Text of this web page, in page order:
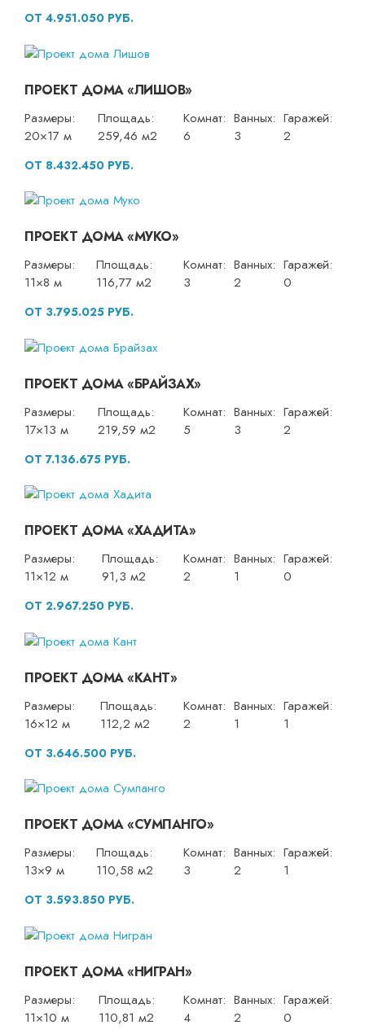
ОТ 4.951.050 РУБ.
ПРОЕКТ ДОМА «ЛИШОВ»
Размеры:
20×17 м
Площадь:
259,46 м2
Комнат:
6
Ванных:
3
Гаражей:
2
ОТ 8.432.450 РУБ.
ПРОЕКТ ДОМА «МУКО»
Размеры:
11×8 м
Площадь:
116,77 м2
Комнат:
3
Ванных:
2
Гаражей:
0
ОТ 3.795.025 РУБ.
ПРОЕКТ ДОМА «БРАЙЗАХ»
Размеры:
17×13 м
Площадь:
219,59 м2
Комнат:
5
Ванных:
3
Гаражей:
2
ОТ 7.136.675 РУБ.
ПРОЕКТ ДОМА «ХАДИТА»
Размеры:
11×12 м
Площадь:
91,3 м2
Комнат:
2
Ванных:
1
Гаражей:
0
ОТ 2.967.250 РУБ.
ПРОЕКТ ДОМА «КАНТ»
Размеры:
16×12 м
Площадь:
112,2 м2
Комнат:
2
Ванных:
1
Гаражей:
1
ОТ 3.646.500 РУБ.
ПРОЕКТ ДОМА «СУМПАНГО»
Размеры:
13×9 м
Площадь:
110,58 м2
Комнат:
3
Ванных:
2
Гаражей:
1
ОТ 3.593.850 РУБ.
ПРОЕКТ ДОМА «НИГРАН»
Размеры:
11×10 м
Площадь:
110,81 м2
Комнат:
4
Ванных:
2
Гаражей:
0